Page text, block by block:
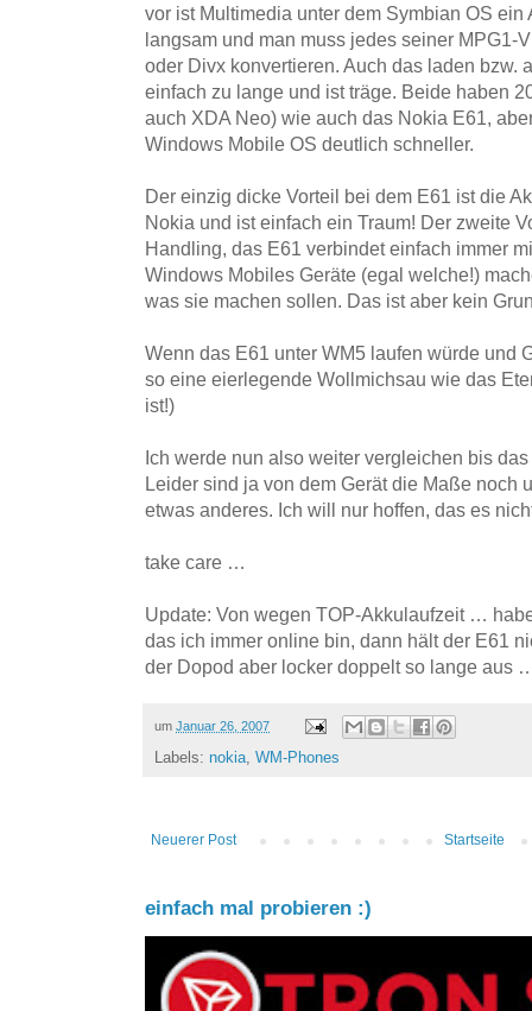
vor ist Multimedia unter dem Symbian OS ein
langsam und man muss jedes seiner MPG1-
oder Divx konvertieren. Auch das laden bzw.
einfach zu lange und ist träge. Beide haben
auch XDA Neo) wie auch das Nokia E61,
Windows Mobile OS deutlich schneller.
Der einzig dicke Vorteil bei dem E61 ist die
Nokia und ist einfach ein Traum! Der zweite
Handling, das E61 verbindet einfach immer
Windows Mobiles Geräte (egal welche!)
was sie machen sollen. Das ist aber kein
Wenn das E61 unter WM5 laufen würde und
so eine eierlegende Wollmichsau wie das
ist!)
Ich werde nun also weiter vergleichen bis
Leider sind ja von dem Gerät die Maße noch
etwas anderes. Ich will nur hoffen, das es
take care …
Update: Von wegen TOP-Akkulaufzeit …
das ich immer online bin, dann hält der E61
der Dopod aber locker doppelt so lange aus
um Januar 26, 2007
Labels: nokia, WM-Phones
Neuerer Post Startseite
einfach mal probieren :)